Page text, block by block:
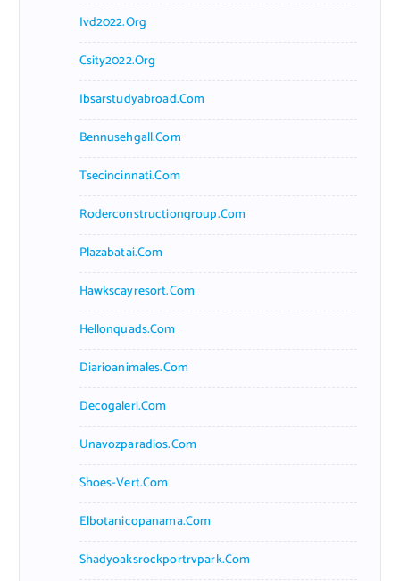
Ivd2022.org
Csity2022.org
Ibsarstudyabroad.com
Bennusehgall.com
Tsecincinnati.com
Roderconstructiongroup.com
Plazabatai.com
Hawkscayresort.com
Hellonquads.com
Diarioanimales.com
Decogaleri.com
Unavozparadios.com
Shoes-Vert.com
Elbotanicopanama.com
Shadyoaksrockportrvpark.com